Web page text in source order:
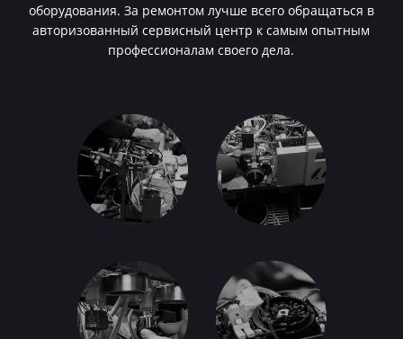
оборудования. За ремонтом лучше всего обращаться в
авторизованный сервисный центр к самым опытным
профессионалам своего дела.